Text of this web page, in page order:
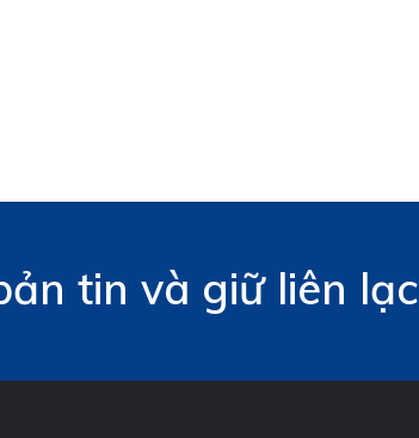
tin và giữ liên lạc